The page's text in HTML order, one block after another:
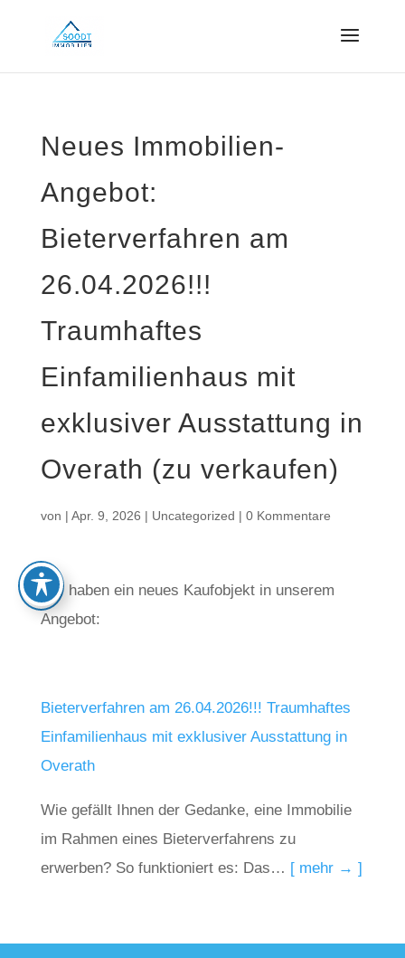
Neues Immobilien-
Angebot:
Bieterverfahren am
26.04.2026!!!
Traumhaftes
Einfamilienhaus mit
exklusiver Ausstattung in
Overath (zu verkaufen)
von | Apr. 9, 2026 | Uncategorized | 0 Kommentare
Wir haben ein neues Kaufobjekt in unserem
Angebot:
Bieterverfahren am 26.04.2026!!! Traumhaftes
Einfamilienhaus mit exklusiver Ausstattung in
Overath
Wie gefällt Ihnen der Gedanke, eine Immobilie
im Rahmen eines Bieterverfahrens zu
erwerben? So funktioniert es: Das… [ mehr → ]